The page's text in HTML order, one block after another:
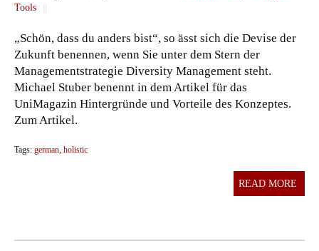
Tools
||
„Schön, dass du anders bist“, so ässt sich die Devise der
Zukunft benennen, wenn Sie unter dem Stern der
Managementstrategie Diversity Management steht.
Michael Stuber benennt in dem Artikel für das
UniMagazin Hintergründe und Vorteile des Konzeptes.
Zum Artikel.
Tags: german, holistic
READ MORE